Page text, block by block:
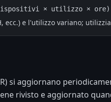
dispositivi × utilizzo × ore)
ecc.) e l'utilizzo variano;
si aggiornano
rivisto e aggiornato